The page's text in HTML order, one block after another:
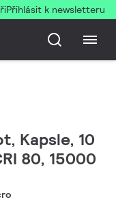
Přihlásit k newsletteru
Kapsle, 10
80, 15000